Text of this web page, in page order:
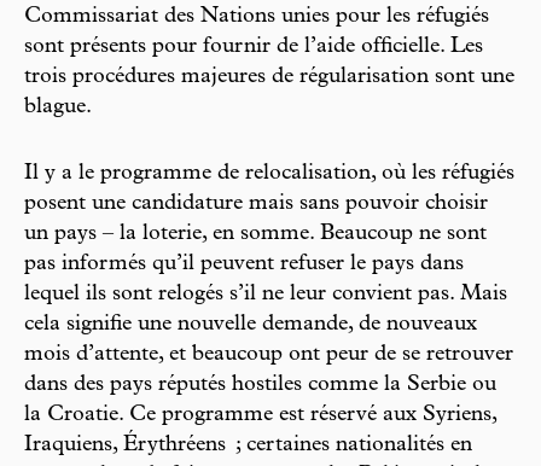
Commissariat des Nations unies pour les réfugiés
sont présents pour fournir de l’aide officielle. Les
trois procédures majeures de régularisation sont une
blague.
Il y a le programme de relocalisation, où les réfugiés
posent une candidature mais sans pouvoir choisir
un pays – la loterie, en somme. Beaucoup ne sont
pas informés qu’il peuvent refuser le pays dans
lequel ils sont relogés s’il ne leur convient pas. Mais
cela signifie une nouvelle demande, de nouveaux
mois d’attente, et beaucoup ont peur de se retrouver
dans des pays réputés hostiles comme la Serbie ou
la Croatie. Ce programme est réservé aux Syriens,
Iraquiens, Érythréens ; certaines nationalités en